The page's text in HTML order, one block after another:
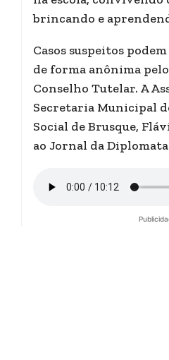
brincando e
Casos suspeitos
de forma anônima pelo
Conselho Tutelar. A
Secretaria Municipal
Social de Brusque,
ao Jornal da